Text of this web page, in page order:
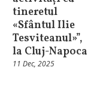
tineretul
«Sfântul Ilie
Tesviteanul»”,
la Cluj-Napoca
11 Dec, 2025